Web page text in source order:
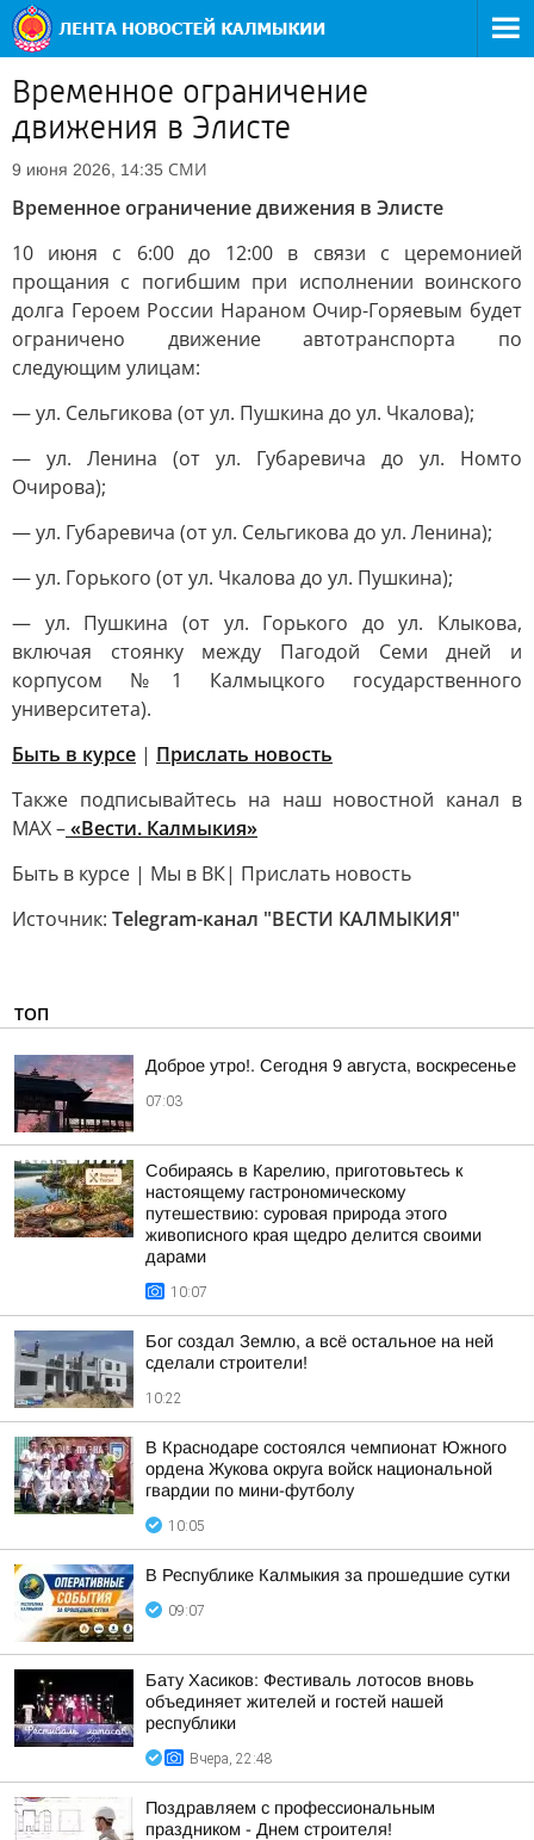
Временное ограничение
движения в Элисте
9 июня 2026, 14:35 СМИ
Временное ограничение движения в Элисте
10 июня с 6:00 до 12:00 в связи с церемонией
прощания с погибшим при исполнении воинского
долга Героем России Нараном Очир-Горяевым будет
ограничено движение автотранспорта по
следующим улицам:
— ул. Сельгикова (от ул. Пушкина до ул. Чкалова);
— ул. Ленина (от ул. Губаревича до ул. Номто
Очирова);
— ул. Губаревича (от ул. Сельгикова до ул. Ленина);
— ул. Горького (от ул. Чкалова до ул. Пушкина);
— ул. Пушкина (от ул. Горького до ул. Клыкова,
включая стоянку между Пагодой Семи дней и
корпусом №1 Калмыцкого государственного
университета).
Быть в курсе | Прислать новость
Также подписывайтесь на наш новостной канал в
MAX –«Вести. Калмыкия»
Быть в курсе | Мы в ВК| Прислать новость
Источник: Telegram-канал "ВЕСТИ КАЛМЫКИЯ"
ТОП
Доброе утро!. Сегодня 9 августа, воскресенье
07:03
Собираясь в Карелию, приготовьтесь к
настоящему гастрономическому
путешествию: суровая природа этого
живописного края щедро делится своими
дарами
10:07
Бог создал Землю, а всё остальное на ней
сделали строители!
10:22
В Краснодаре состоялся чемпионат Южного
ордена Жукова округа войск национальной
гвардии по мини-футболу
10:05
В Республике Калмыкия за прошедшие сутки
09:07
Бату Хасиков: Фестиваль лотосов вновь
объединяет жителей и гостей нашей
республики
Вчера, 22:48
Поздравляем с профессиональным
праздником - Днем строителя!